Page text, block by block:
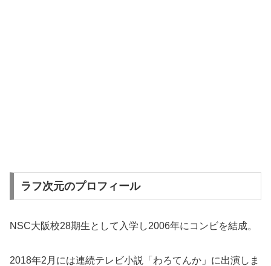
ラフ次元のプロフィール
NSC大阪校28期生として入学し2006年にコンビを結成。
2018年2月には連続テレビ小説「わろてんか」に出演しま